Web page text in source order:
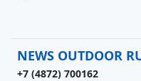
NEWS OUTDOOR
+7 (4872) 700162